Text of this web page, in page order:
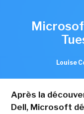
Louise
Après la
Dell, Microsoft